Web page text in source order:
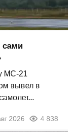
сами
МС-21
вывел в
2026 4 838